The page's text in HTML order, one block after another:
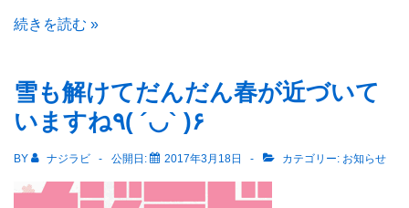
明
ら
4
月
続きを読む »
雪も解けてだんだん春が近づいて
いますね٩( ´◡` )۶
BY ナジラビ 公開日: 2017年3月18日 カテゴリー: お知らせ